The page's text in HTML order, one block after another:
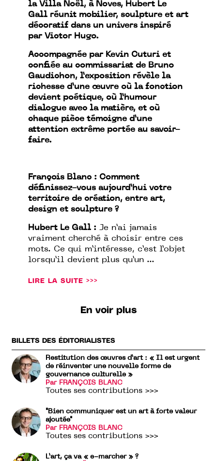
la Villa Noël, à Noves, Hubert Le
Gall réunit mobilier, sculpture et art
décoratif dans un univers inspiré
par Victor Hugo.
Accompagnée par Kevin Cuturi et
confiée au commissariat de Bruno
Gaudichon, l’exposition révèle la
richesse d’une œuvre où la fonction
devient poétique, où l’humour
dialogue avec la matière, et où
chaque pièce témoigne d’une
attention extrême portée au savoir-
faire.
François Blanc : Comment
définissez-vous aujourd’hui votre
territoire de création, entre art,
design et sculpture ?
Hubert Le Gall : Je n’ai jamais
vraiment cherché à choisir entre ces
mots. Ce qui m’intéresse, c’est l’objet
lorsqu’il devient plus qu’un ...
LIRE LA SUITE >>>
En voir plus
BILLETS DES ÉDITORIALISTES
Restitution des œuvres d’art : « Il est urgent
de réinventer une nouvelle forme de
gouvernance culturelle »
Par FRANÇOIS BLANC
Toutes ses contributions >>>
"Bien communiquer est un art à forte valeur
ajoutée"
Par FRANÇOIS BLANC
Toutes ses contributions >>>
L’art, ça va « e-marcher » ?